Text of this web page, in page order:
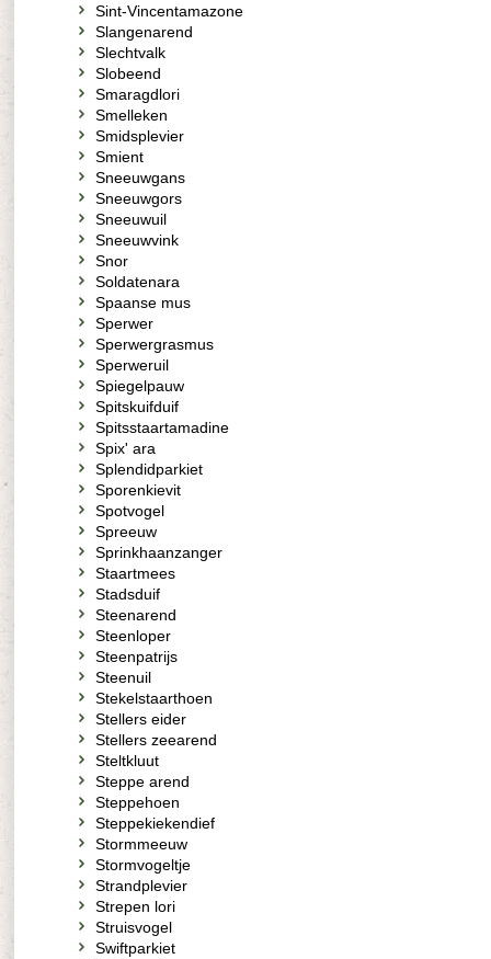
Sint-Vincentamazone
Slangenarend
Slechtvalk
Slobeend
Smaragdlori
Smelleken
Smidsplevier
Smient
Sneeuwgans
Sneeuwgors
Sneeuwuil
Sneeuwvink
Snor
Soldatenara
Spaanse mus
Sperwer
Sperwergrasmus
Sperweruil
Spiegelpauw
Spitskuifduif
Spitsstaartamadine
Spix' ara
Splendidparkiet
Sporenkievit
Spotvogel
Spreeuw
Sprinkhaanzanger
Staartmees
Stadsduif
Steenarend
Steenloper
Steenpatrijs
Steenuil
Stekelstaarthoen
Stellers eider
Stellers zeearend
Steltkluut
Steppe arend
Steppehoen
Steppekiekendief
Stormmeeuw
Stormvogeltje
Strandplevier
Strepen lori
Struisvogel
Swiftparkiet